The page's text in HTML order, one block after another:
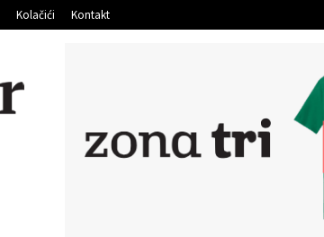
Kolačići Kontakt